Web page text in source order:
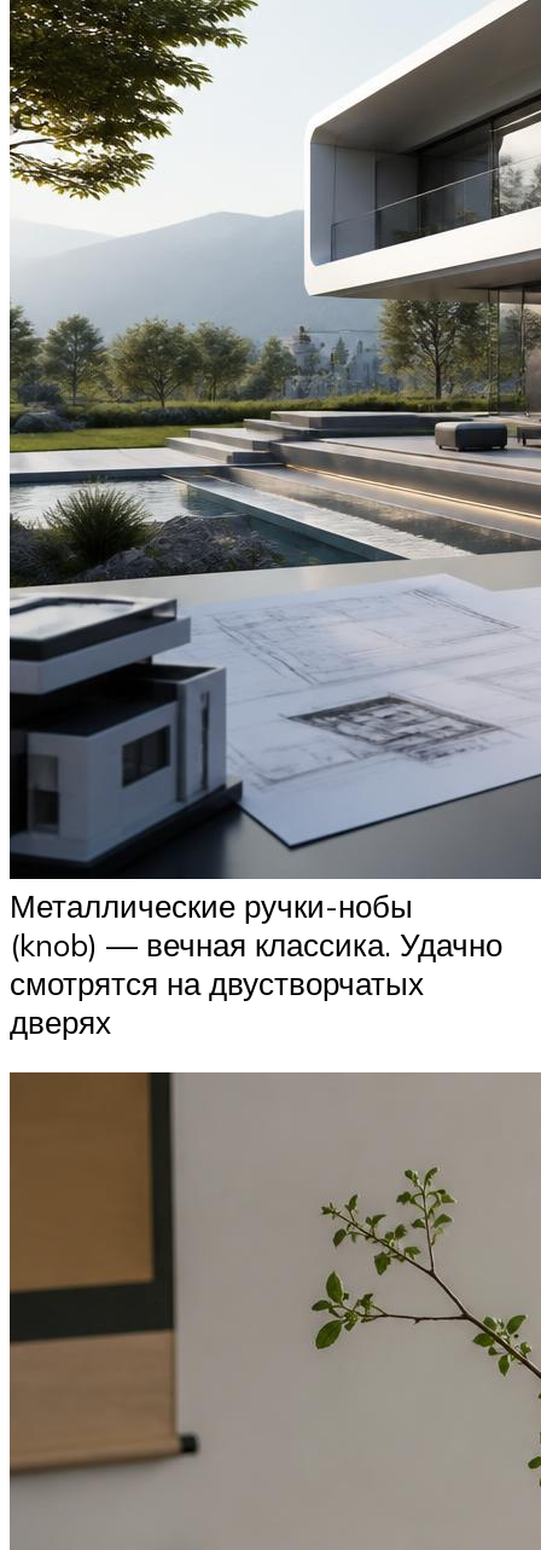
Металлические ручки-нобы
(knob) — вечная классика. Удачно
смотрятся на двустворчатых
дверях